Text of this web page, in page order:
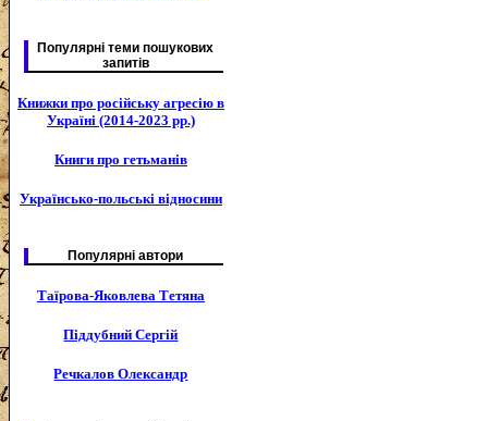
Популярні теми пошукових
запитів
Книжки про російську агресію в
Україні (2014-2023 рр.)
Книги про гетьманів
Українсько-польські відносини
Популярні автори
Таїрова-Яковлева Тетяна
Піддубний Сергій
Речкалов Олександр